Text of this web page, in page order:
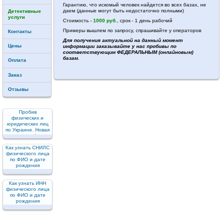
Гарантию, что искомый человек найдется во всех базах, не
даем (данные могут быть недостаточно полными)
Стоимость - 1000 руб.
, срок - 1 день рабочий
Примеры вышлем по запросу, спрашивайте у операторов
Для получения актуальной на данный момент
информации заказывайте у нас пробивы по
соответствующим ФЕДЕРАЛЬНЫМ (онлайновым)
базам.
Детективные
услуги
Контакты
Цены
Оплата
Заказ
Отзывы
Пробив
физических и
юридических лиц
по Украине. Новая
услуга!
Как узнать СНИЛС
физического лица
по ФИО и дате
рождения
Как узнать ИНН
физического лица
по ФИО и дате
рождения